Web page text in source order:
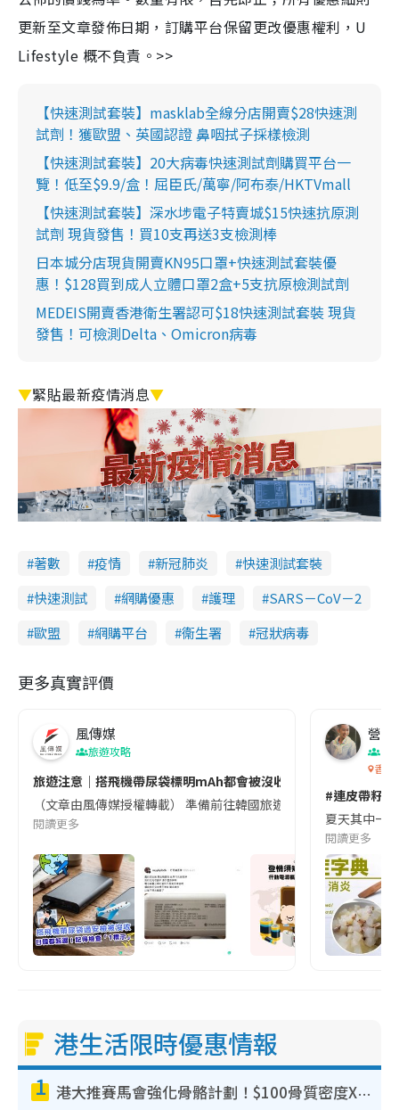
更新至文章發佈日期，訂購平台保留更改優惠權利，U
Lifestyle 概不負責。>>
【快速測試套裝】masklab全線分店開賣$28快速測
試劑！獲歐盟、英國認證 鼻咽拭子採樣檢測
【快速測試套裝】20大病毒快速測試劑購買平台一
覽！低至$9.9/盒！屈臣氏/萬寧/阿布泰/HKTVmall
【快速測試套裝】深水埗電子特賣城$15快速抗原測
試劑 現貨發售！買10支再送3支檢測棒
日本城分店現貨開賣KN95口罩+快速測試套裝優
惠！$128買到成人立體口罩2盒+5支抗原檢測試劑
MEDEIS開賣香港衛生署認可$18快速測試套裝 現貨
發售！可檢測Delta、Omicron病毒
▼緊貼最新疫情消息▼
著數 疫情 新冠肺炎
快速測試套裝
快速測試
網購優惠 護理
SARS－CoV－2
歐盟
網購平台 衞生署 冠狀病毒
更多真實評價
風傳媒
旅遊攻略
旅遊注意｜搭飛機帶尿袋標明mAh都會被沒收😱出發前切記檢查
（文章由風傳媒授權轉載） 準備前往韓國旅遊的民眾，近期要
閱讀更多
營養
香港
#連皮帶籽
夏天其中一
閱讀更多
港生活限時優惠情報
1 港大推賽馬會強化骨骼計劃！$100骨質密度X光檢查 完成免費運動訓練送超市禮券！附參加資格